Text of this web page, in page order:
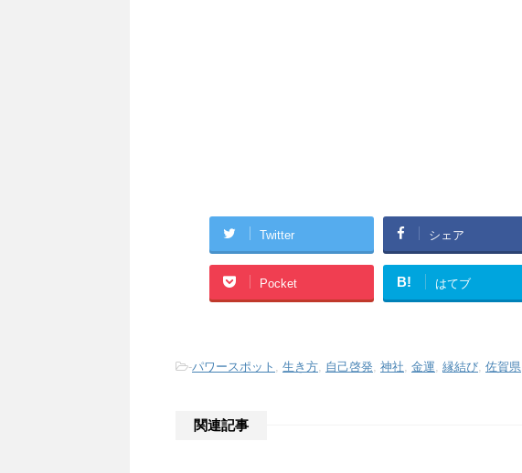
Twitter シェア
Pocket B! はてブ
-パワースポット , 生き方, 自己啓発, 神社, 金運, 縁結び, 佐賀県
関連記事